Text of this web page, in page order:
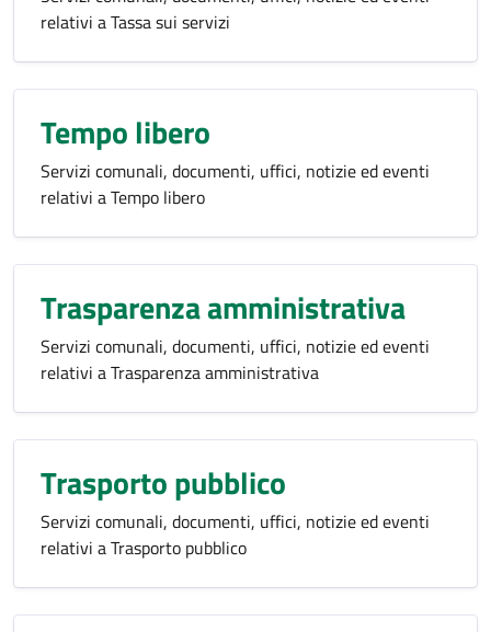
relativi a Tassa sui servizi
Tempo libero
Servizi comunali, documenti, uffici, notizie ed eventi
relativi a Tempo libero
Trasparenza amministrativa
Servizi comunali, documenti, uffici, notizie ed eventi
relativi a Trasparenza amministrativa
Trasporto pubblico
Servizi comunali, documenti, uffici, notizie ed eventi
relativi a Trasporto pubblico